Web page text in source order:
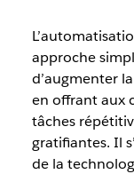
approche
d’augmenter
en offrant aux
tâches
gratifiantes. Il
de la